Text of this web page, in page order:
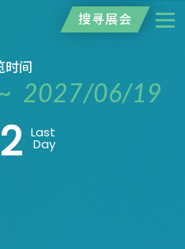
搜寻展会
时间
2027/06/19
Last
Day